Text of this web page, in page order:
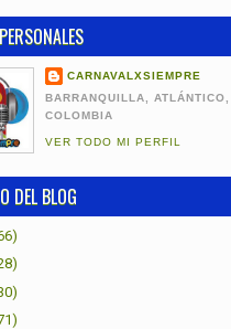
CARNAVALXSIEMPRE
BARRANQUILLA, ATLÁNTICO,
COLOMBIA
VER TODO MI PERFIL
DEL BLOG